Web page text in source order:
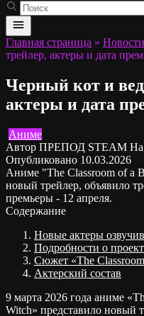
Главная страница » Новости
трейлер, актеры и дата
Черный кот и
актеры и дата
Аниме
Автор ПРЕПОД STEAM На
Опубликовано 10.03.2026
Аниме "The Classroom of a
новый трейлер, объявило
премьеры - 12 апреля.
Содержание
Новые актеры
Подробности о
Сюжет «The
Актерский состав
9 марта 2026 года аниме
Witch» представило новый